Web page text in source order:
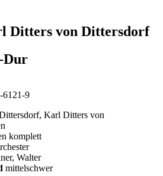
Ditters von Dittersdorf
Dur
6121-9
Karl Ditters von
komplett
Walter
mittelschwer